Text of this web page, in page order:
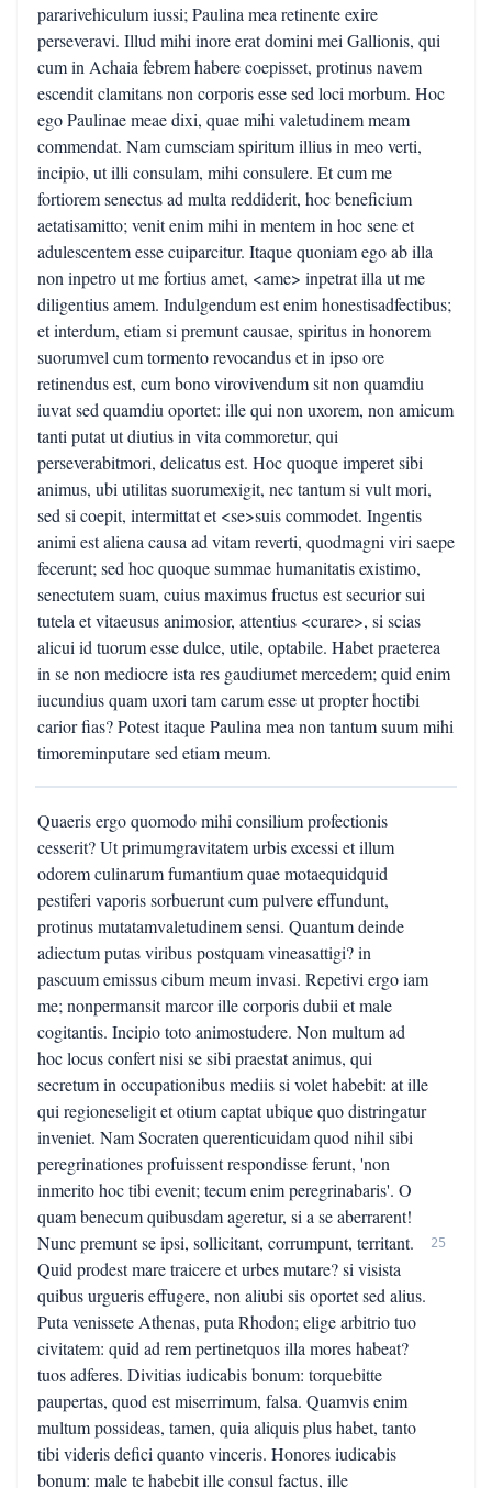
pararivehiculum iussi; Paulina mea retinente exire
perseveravi. Illud mihi inore erat domini mei Gallionis, qui
cum in Achaia febrem habere coepisset, protinus navem
escendit clamitans non corporis esse sed loci morbum. Hoc
ego Paulinae meae dixi, quae mihi valetudinem meam
commendat. Nam cumsciam spiritum illius in meo verti,
incipio, ut illi consulam, mihi consulere. Et cum me
fortiorem senectus ad multa reddiderit, hoc beneficium
aetatisamitto; venit enim mihi in mentem in hoc sene et
adulescentem esse cuiparcitur. Itaque quoniam ego ab illa
non inpetro ut me fortius amet, <ame> inpetrat illa ut me
diligentius amem. Indulgendum est enim honestisadfectibus;
et interdum, etiam si premunt causae, spiritus in honorem
suorumvel cum tormento revocandus et in ipso ore
retinendus est, cum bono virovivendum sit non quamdiu
iuvat sed quamdiu oportet: ille qui non uxorem, non amicum
tanti putat ut diutius in vita commoretur, qui
perseverabitmori, delicatus est. Hoc quoque imperet sibi
animus, ubi utilitas suorumexigit, nec tantum si vult mori,
sed si coepit, intermittat et <se>suis commodet. Ingentis
animi est aliena causa ad vitam reverti, quodmagni viri saepe
fecerunt; sed hoc quoque summae humanitatis existimo,
senectutem suam, cuius maximus fructus est securior sui
tutela et vitaeusus animosior, attentius <curare>, si scias
alicui id tuorum esse dulce, utile, optabile. Habet praeterea
in se non mediocre ista res gaudiumet mercedem; quid enim
iucundius quam uxori tam carum esse ut propter hoctibi
carior fias? Potest itaque Paulina mea non tantum suum mihi
timoreminputare sed etiam meum.
Quaeris ergo quomodo mihi consilium profectionis
cesserit? Ut primumgravitatem urbis excessi et illum
odorem culinarum fumantium quae motaequidquid
pestiferi vaporis sorbuerunt cum pulvere effundunt,
protinus mutatamvaletudinem sensi. Quantum deinde
adiectum putas viribus postquam vineasattigi? in
pascuum emissus cibum meum invasi. Repetivi ergo iam
me; nonpermansit marcor ille corporis dubii et male
cogitantis. Incipio toto animostudere. Non multum ad
hoc locus confert nisi se sibi praestat animus, qui
secretum in occupationibus mediis si volet habebit: at ille
qui regioneseligit et otium captat ubique quo distringatur
inveniet. Nam Socraten querenticuidam quod nihil sibi
peregrinationes profuissent respondisse ferunt, 'non
inmerito hoc tibi evenit; tecum enim peregrinabaris'. O
quam benecum quibusdam ageretur, si a se aberrarent!
Nunc premunt se ipsi, sollicitant, corrumpunt, territant.
Quid prodest mare traicere et urbes mutare? si visista
quibus urgueris effugere, non aliubi sis oportet sed alius.
Puta venissete Athenas, puta Rhodon; elige arbitrio tuo
civitatem: quid ad rem pertinetquos illa mores habeat?
tuos adferes. Divitias iudicabis bonum: torquebitte
paupertas, quod est miserrimum, falsa. Quamvis enim
multum possideas, tamen, quia aliquis plus habet, tanto
tibi videris defici quanto vinceris. Honores iudicabis
bonum: male te habebit ille consul factus, ille
25